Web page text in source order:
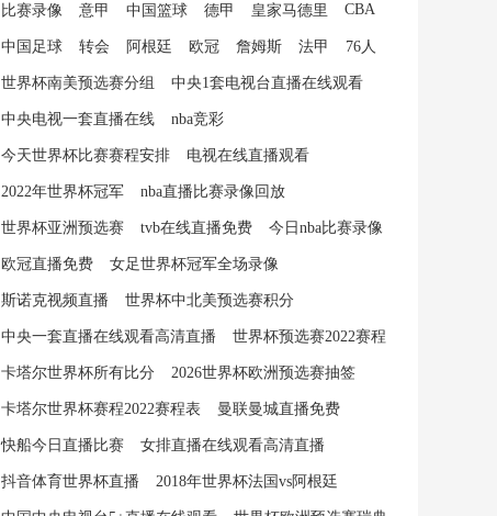
比赛录像 意甲 中国篮球 德甲 皇家马德里 CBA
中国足球 转会 阿根廷 欧冠 詹姆斯 法甲 76人
世界杯南美预选赛分组 中央1套电视台直播在线观看
中央电视一套直播在线 nba竞彩
今天世界杯比赛赛程安排 电视在线直播观看
2022年世界杯冠军 nba直播比赛录像回放
世界杯亚洲预选赛 tvb在线直播免费 今日nba比赛录像
欧冠直播免费 女足世界杯冠军全场录像
斯诺克视频直播 世界杯中北美预选赛积分
中央一套直播在线观看高清直播 世界杯预选赛2022赛程
卡塔尔世界杯所有比分 2026世界杯欧洲预选赛抽签
卡塔尔世界杯赛程2022赛程表 曼联曼城直播免费
快船今日直播比赛 女排直播在线观看高清直播
抖音体育世界杯直播 2018年世界杯法国vs阿根廷